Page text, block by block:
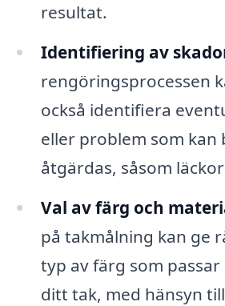
resultat.
Identifiering av
rengöringsprocessen
också identifiera
eller problem som kan
åtgärdas, såsom
Val av färg och
på takmålning kan ge
typ av färg som
ditt tak, med hänsyn